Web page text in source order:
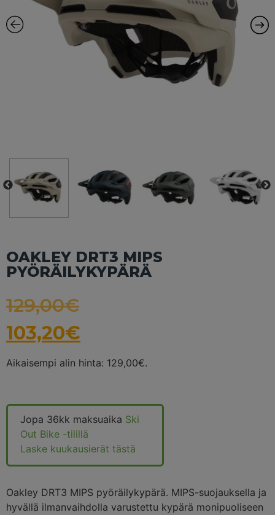
OAKLEY DRT3 MIPS
PYÖRÄILYKYPÄRÄ
129,00€
103,20€
Aikaisempi alin hinta: 129,00€.
Jopa 36kk maksuaika Ski
Out Bike -tilillä
Laske kuukausierät tästä
Oakley DRT3 MIPS pyöräilykypärä. MIPS-suojauksella ja
hyvällä ilmanvaihdolla varustettu kypärä monipuoliseen